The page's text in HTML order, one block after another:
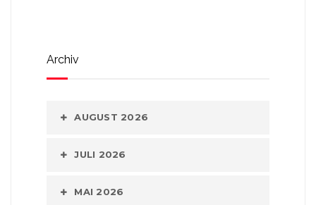
Archiv
AUGUST 2026
JULI 2026
MAI 2026